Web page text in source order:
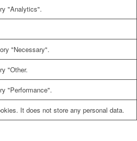
"Analytics".
"Necessary".
"Other.
"Performance".
It does not store any personal data.